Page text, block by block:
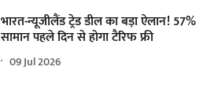
भारत-न्यूजीलैंड ट्रेड डील का बड़ा ऐलान! 57%
सामान पहले दिन से होगा टैरिफ फ्री
09 Jul 2026